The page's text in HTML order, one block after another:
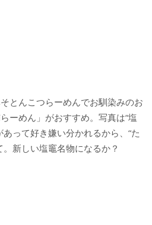
とんこつらーめんでお馴染みのお
ーめん」がおすすめ。写真は“塩
って好き嫌い分かれるから、“た
新しい塩竈名物になるか？